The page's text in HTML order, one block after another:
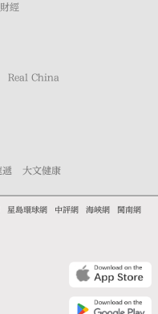
財經
Real China
遞 大文健康
星島環球網 中評網 海峽網
閩南網